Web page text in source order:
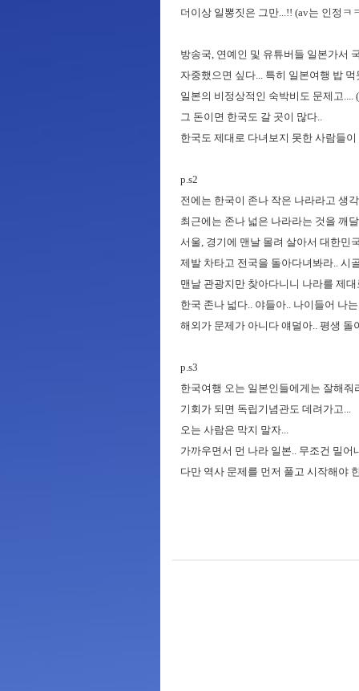
더이상 일뽕짓은 그만...!! (av는 인정ㅋ
방송국, 연예인 및 유튜버들 일본가서
자중했으면 싶다... 특히 일본여행 밥
일본의 비정상적인 숙박비도 문제고....
그 돈이면 한국도 갈 곳이 많다..
한국도 제대로 다녀보지 못한 사람들
p.s2
전에는 한국이 존나 작은 나라라고 생
최근에는 존나 넓은 나라라는 것을 깨
서울, 경기에 맨날 몰려 살아서 대한민
제발 차타고 전국을 돌아다녀봐라.. 시
맨날 관광지만 찾아다니니 나라를 제
한국 존나 넓다.. 야들아.. 나이들어 나
해외가 문제가 아니다 얘덜아.. 평생
p.s3
한국여행 오는 일본인들에게는 잘해줘
기회가 되면 독립기념관도 데려가고...
오는 사람은 막지 말자...
가까우면서 먼 나라 일본.. 무조건 밀어
다만 역사 문제를 먼저 풀고 시작해야